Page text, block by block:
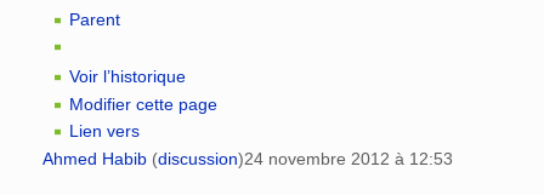
Parent
Voir l’historique
Modifier cette page
Lien vers
Ahmed Habib (discussion)24 novembre 2012 à 12:53